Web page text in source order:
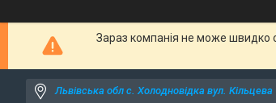
Зараз компанія не може швидко
Львівська обл с. Холодновідка вул. Кільцева